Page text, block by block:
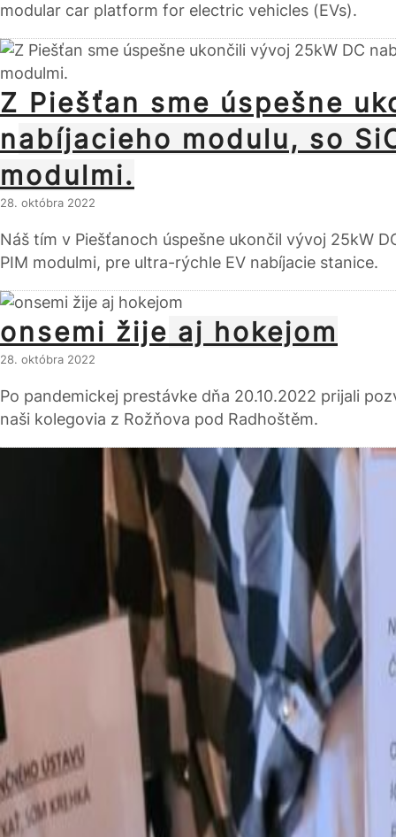
modular car platform for electric vehicles (EVs).
Z Piešťan sme úspešne
nabíjacieho modulu, so
modulmi.
28. októbra 2022
Náš tím v Piešťanoch úspešne ukončil vývoj 25kW
PIM modulmi, pre ultra-rýchle EV nabíjacie stanice.
onsemi žije aj hokejom
28. októbra 2022
Po pandemickej prestávke dňa 20.10.2022 prijali
naši kolegovia z Rožňova pod Radhoštěm.